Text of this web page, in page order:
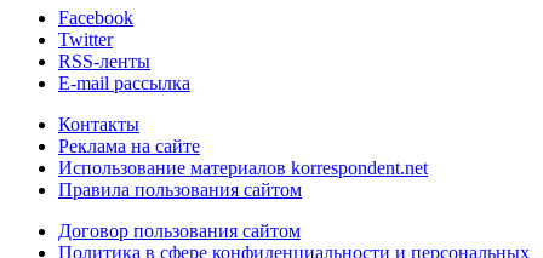
Facebook
Twitter
RSS-ленты
E-mail рассылка
Контакты
Реклама на сайте
Использование материалов korrespondent.net
Правила пользования сайтом
Договор пользования сайтом
Политика в сфере конфиденциальности и персональных